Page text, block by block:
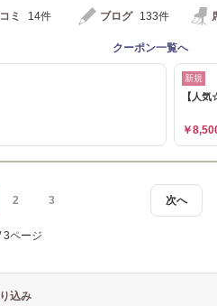
ミ 14件 ブログ 133件
クーポン一覧へ
新規
【人
￥
次へ
2 3
3ページ
込み